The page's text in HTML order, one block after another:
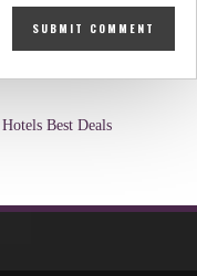
Best Deals